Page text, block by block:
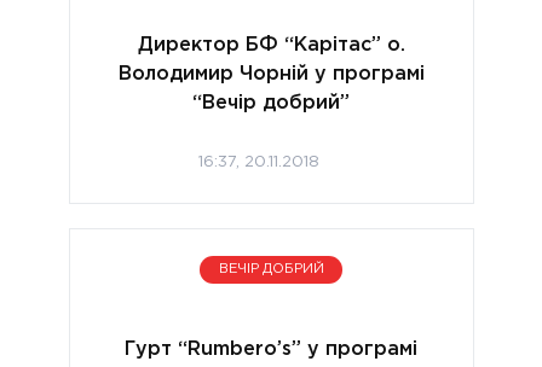
Директор БФ “Карітас” о.
Володимир Чорній у програмі
“Вечір добрий”
16:37, 20.11.2018
ВЕЧІР ДОБРИЙ
Гурт “Rumbero’s” у програмі